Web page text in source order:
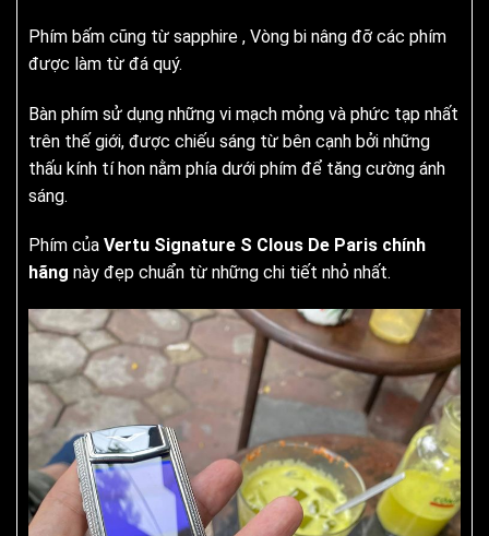
Phím bấm cũng từ sapphire , Vòng bi nâng đỡ các phím
được làm từ đá quý.
Bàn phím sử dụng những vi mạch mỏng và phức tạp nhất
trên thế giới, được chiếu sáng từ bên cạnh bởi những
thấu kính tí hon nằm phía dưới phím để tăng cường ánh
sáng.
Phím của Vertu Signature S Clous De Paris chính
hãng này đẹp chuẩn từ những chi tiết nhỏ nhất.